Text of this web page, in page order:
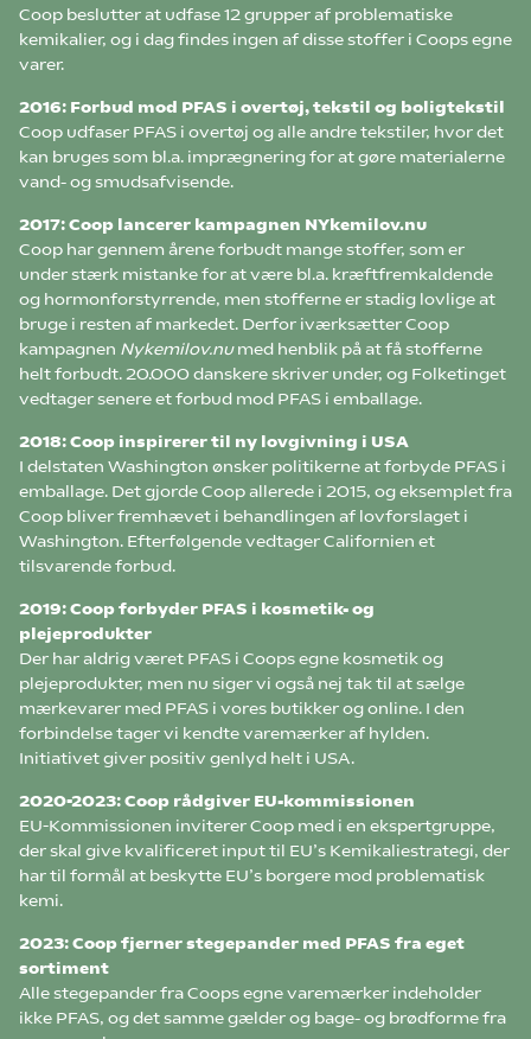
Coop beslutter at udfase 12 grupper af problematiske
kemikalier, og i dag findes ingen af disse stoffer i Coops egne
varer.
2016: Forbud mod PFAS i overtøj, tekstil og boligtekstil
Coop udfaser PFAS i overtøj og alle andre tekstiler, hvor det
kan bruges som bl.a. imprægnering for at gøre materialerne
vand- og smudsafvisende.
2017: Coop lancerer kampagnen NYkemilov.nu
Coop har gennem årene forbudt mange stoffer, som er
under stærk mistanke for at være bl.a. kræftfremkaldende
og hormonforstyrrende, men stofferne er stadig lovlige at
bruge i resten af markedet. Derfor iværksætter Coop
kampagnen Nykemilov.numed henblik på at få stofferne
helt forbudt. 20.000 danskere skriver under, og Folketinget
vedtager senere et forbud mod PFAS i emballage.
2018: Coop inspirerer til ny lovgivning i USA
I delstaten Washington ønsker politikerne at forbyde PFAS i
emballage. Det gjorde Coop allerede i 2015, og eksemplet fra
Coop bliver fremhævet i behandlingen af lovforslaget i
Washington. Efterfølgende vedtager Californien et
tilsvarende forbud.
2019: Coop forbyder PFAS i kosmetik- og
plejeprodukter
Der har aldrig været PFAS i Coops egne kosmetik og
plejeprodukter, men nu siger vi også nej tak til at sælge
mærkevarer med PFAS i vores butikker og online. I den
forbindelse tager vi kendte varemærker af hylden.
Initiativet giver positiv genlyd helt i USA.
2020-2023: Coop rådgiver EU-kommissionen
EU-Kommissionen inviterer Coop med i en ekspertgruppe,
der skal give kvalificeret input til EU’s Kemikaliestrategi, der
har til formål at beskytte EU’s borgere mod problematisk
kemi.
2023: Coop fjerner stegepander med PFAS fra eget
sortiment
Alle stegepander fra Coops egne varemærker indeholder
ikke PFAS, og det samme gælder og bage- og brødforme fra